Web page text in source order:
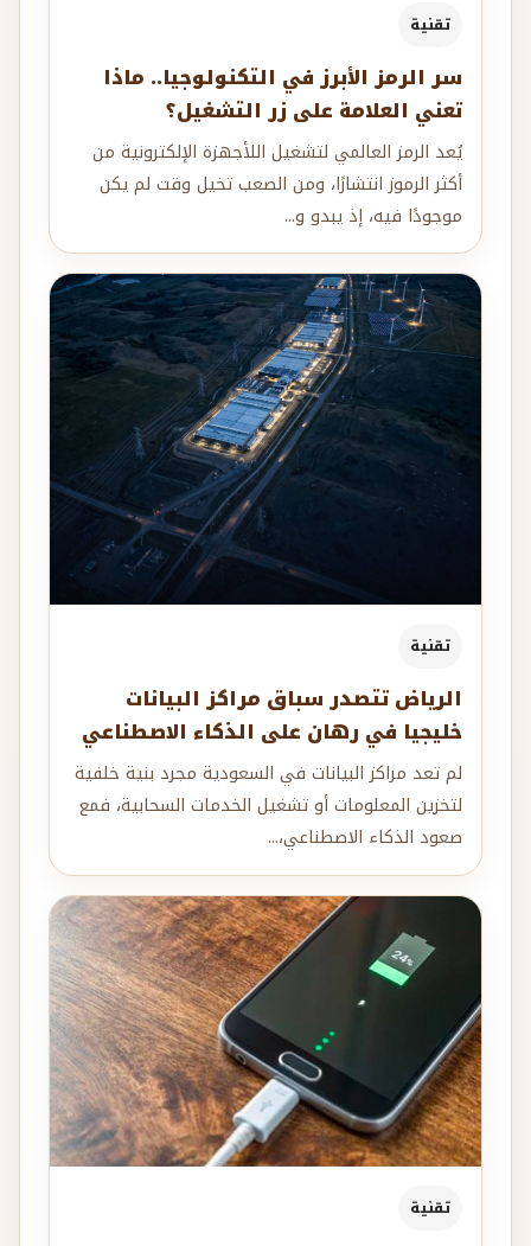
تقنية
سر الرمز الأبرز في التكنولوجيا.. ماذا
تعني العلامة على زر التشغيل؟
يُعد الرمز العالمي لتشغيل اللأجهزة الإلكترونية من
أكثر الرموز انتشارًا، ومن الصعب تخيل وقت لم يكن
موجودًا فيه، إذ يبدو و...
تقنية
الرياض تتصدر سباق مراكز البيانات
خليجيا في رهان على الذكاء الاصطناعي
لم تعد مراكز البيانات في السعودية مجرد بنية خلفية
لتخزين المعلومات أو تشغيل الخدمات السحابية، فمع
صعود الذكاء الاصطناعي،...
تقنية